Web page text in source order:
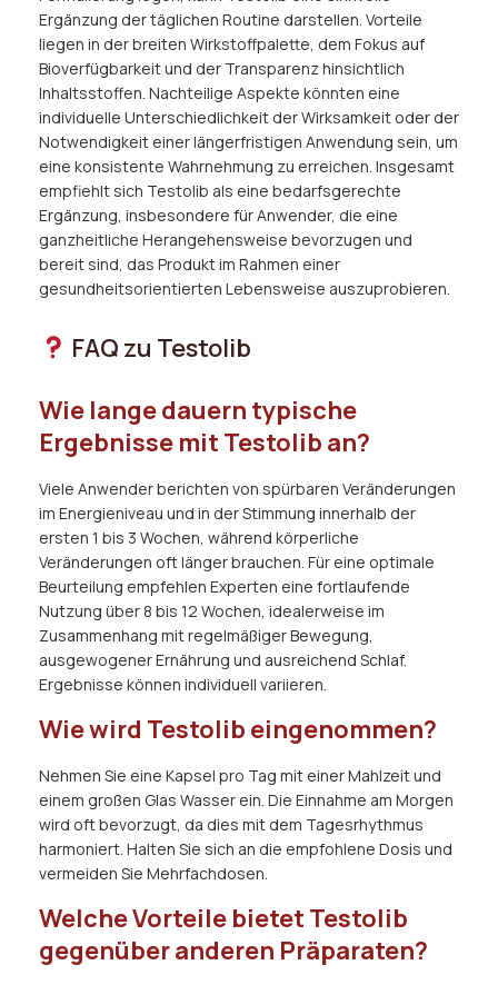
Ergänzung der täglichen Routine darstellen. Vorteile
liegen in der breiten Wirkstoffpalette, dem Fokus auf
Bioverfügbarkeit und der Transparenz hinsichtlich
Inhaltsstoffen. Nachteilige Aspekte könnten eine
individuelle Unterschiedlichkeit der Wirksamkeit oder der
Notwendigkeit einer längerfristigen Anwendung sein, um
eine konsistente Wahrnehmung zu erreichen. Insgesamt
empfiehlt sich Testolib als eine bedarfsgerechte
Ergänzung, insbesondere für Anwender, die eine
ganzheitliche Herangehensweise bevorzugen und
bereit sind, das Produkt im Rahmen einer
gesundheitsorientierten Lebensweise auszuprobieren.
FAQ zu Testolib
Wie lange dauern typische
Ergebnisse mit Testolib an?
Viele Anwender berichten von spürbaren Veränderungen
im Energieniveau und in der Stimmung innerhalb der
ersten 1 bis 3 Wochen, während körperliche
Veränderungen oft länger brauchen. Für eine optimale
Beurteilung empfehlen Experten eine fortlaufende
Nutzung über 8 bis 12 Wochen, idealerweise im
Zusammenhang mit regelmäßiger Bewegung,
ausgewogener Ernährung und ausreichend Schlaf.
Ergebnisse können individuell variieren.
Wie wird Testolib eingenommen?
Nehmen Sie eine Kapsel pro Tag mit einer Mahlzeit und
einem großen Glas Wasser ein. Die Einnahme am Morgen
wird oft bevorzugt, da dies mit dem Tagesrhythmus
harmoniert. Halten Sie sich an die empfohlene Dosis und
vermeiden Sie Mehrfachdosen.
Welche Vorteile bietet Testolib
gegenüber anderen Präparaten?